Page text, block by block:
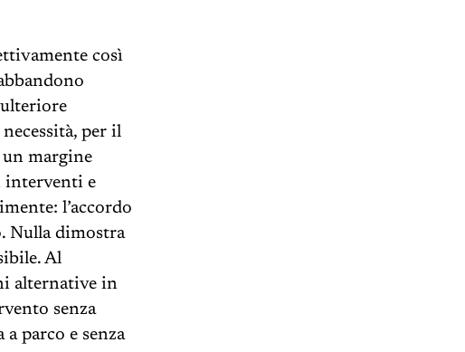
così
ulteriore
per il
margine
interventi e
l’accordo
Nulla dimostra
Al
alternative in
senza
parco e senza